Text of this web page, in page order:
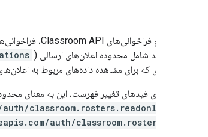
مانند تمام فراخوانی‌های Classroom API، فراخوانی‌های
هویت باید شامل محدوده اعلان‌های ارسالی (
محدوده‌ای که برای مشاهده داده‌های مربوط به
برای فیدهای تغییر فهرست، این به معنای
classroom.rosters.readonly
auth/classroom.rosters